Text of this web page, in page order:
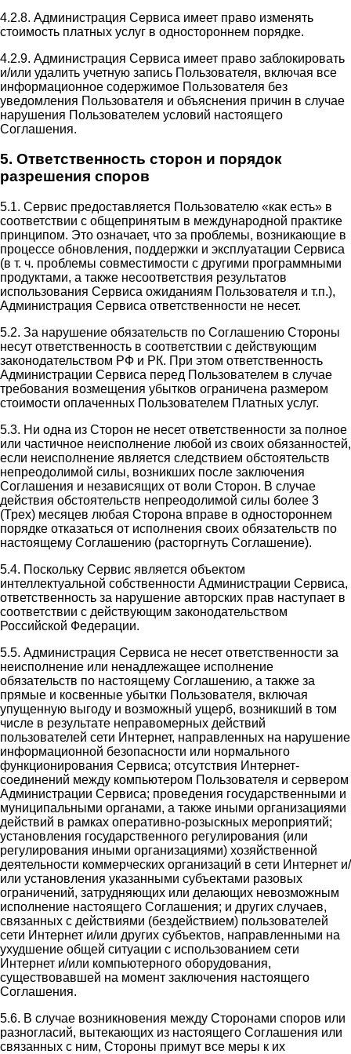
4.2.8. Администрация Сервиса имеет право изменять
стоимость платных услуг в одностороннем порядке.
4.2.9. Администрация Сервиса имеет право заблокировать
и/или удалить учетную запись Пользователя, включая все
информационное содержимое Пользователя без
уведомления Пользователя и объяснения причин в случае
нарушения Пользователем условий настоящего
Соглашения.
5. Ответственность сторон и порядок
разрешения споров
5.1. Сервис предоставляется Пользователю «как есть» в
соответствии с общепринятым в международной практике
принципом. Это означает, что за проблемы, возникающие в
процессе обновления, поддержки и эксплуатации Сервиса
(в т. ч. проблемы совместимости с другими программными
продуктами, а также несоответствия результатов
использования Сервиса ожиданиям Пользователя и т.п.),
Администрация Сервиса ответственности не несет.
5.2. За нарушение обязательств по Соглашению Стороны
несут ответственность в соответствии с действующим
законодательством РФ и РК. При этом ответственность
Администрации Сервиса перед Пользователем в случае
требования возмещения убытков ограничена размером
стоимости оплаченных Пользователем Платных услуг.
5.3. Ни одна из Сторон не несет ответственности за полное
или частичное неисполнение любой из своих обязанностей,
если неисполнение является следствием обстоятельств
непреодолимой силы, возникших после заключения
Соглашения и независящих от воли Сторон. В случае
действия обстоятельств непреодолимой силы более 3
(Трех) месяцев любая Сторона вправе в одностороннем
порядке отказаться от исполнения своих обязательств по
настоящему Соглашению (расторгнуть Соглашение).
5.4. Поскольку Сервис является объектом
интеллектуальной собственности Администрации Сервиса,
ответственность за нарушение авторских прав наступает в
соответствии с действующим законодательством
Российской Федерации.
5.5. Администрация Сервиса не несет ответственности за
неисполнение или ненадлежащее исполнение
обязательств по настоящему Соглашению, а также за
прямые и косвенные убытки Пользователя, включая
упущенную выгоду и возможный ущерб, возникший в том
числе в результате неправомерных действий
пользователей сети Интернет, направленных на нарушение
информационной безопасности или нормального
функционирования Сервиса; отсутствия Интернет-
соединений между компьютером Пользователя и сервером
Администрации Сервиса; проведения государственными и
муниципальными органами, а также иными организациями
действий в рамках оперативно-розыскных мероприятий;
установления государственного регулирования (или
регулирования иными организациями) хозяйственной
деятельности коммерческих организаций в сети Интернет и/
или установления указанными субъектами разовых
ограничений, затрудняющих или делающих невозможным
исполнение настоящего Соглашения; и других случаев,
связанных с действиями (бездействием) пользователей
сети Интернет и/или других субъектов, направленными на
ухудшение общей ситуации с использованием сети
Интернет и/или компьютерного оборудования,
существовавшей на момент заключения настоящего
Соглашения.
5.6. В случае возникновения между Сторонами споров или
разногласий, вытекающих из настоящего Соглашения или
связанных с ним, Стороны примут все меры к их